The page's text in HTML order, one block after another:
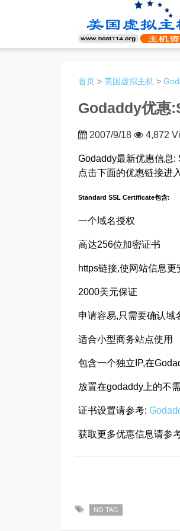
首页 > 美国虚拟主机 >
Godaddy优惠
2007/9/18 4,872
Godaddy最新优惠信息:
点击下面的优惠链接进
Standard SSL Certificate包含:
一个域名授权
高达256位加密证书
https链接,使网站信息更
2000美元保证
申请容易,只需要确认域
适合小型商务站点使用
包含一个独立IP,在
放置在godaddy上的不
证书设置请参考:
获取更多优惠信息请参
NO TAG